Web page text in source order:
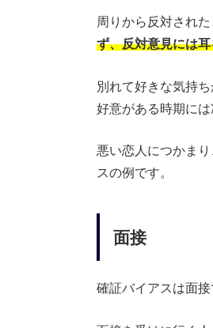
周りから反対された
ず、反対意見には
別れて好きな気持
好意がある時期には
悪い恋人につかま
スの例です。
面接
確証バイアスは面接